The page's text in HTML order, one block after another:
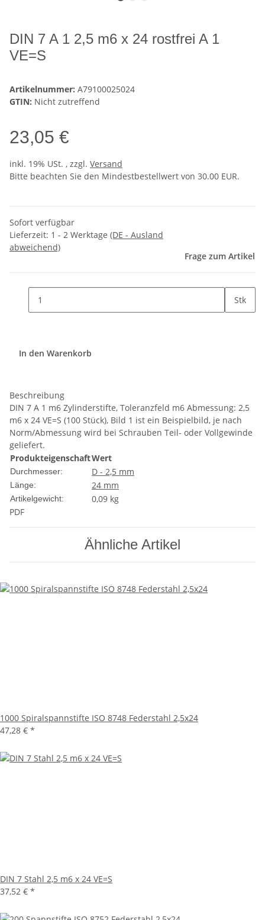
DIN 7 A 1 2,5 m6 x 24 rostfrei A 1
VE=S
Artikelnummer: A79100025024
GTIN: Nicht zutreffend
23,05 €
inkl. 19% USt. , zzgl. Versand
Bitte beachten Sie den Mindestbestellwert von 30.00 EUR.
Sofort verfügbar
Lieferzeit: 1 - 2 Werktage (DE - Ausland
abweichend)
Frage zum Artikel
Stk
In den Warenkorb
Beschreibung
DIN 7 A 1 m6 Zylinderstifte, Toleranzfeld m6 Abmessung: 2,5
m6 x 24 VE=S (100 Stück), Bild 1 ist ein Beispielbild, je nach
Norm/Abmessung wird bei Schrauben Teil- oder Vollgewinde
geliefert.
ProdukteigenschaftWert
Durchmesser: D - 2,5 mm
Länge: 24 mm
Artikelgewicht: 0,09 kg
PDF
Ähnliche Artikel
1000 Spiralspannstifte ISO 8748 Federstahl 2,5x24
47,28 € *
DIN 7 Stahl 2,5 m6 x 24 VE=S
37,52 € *